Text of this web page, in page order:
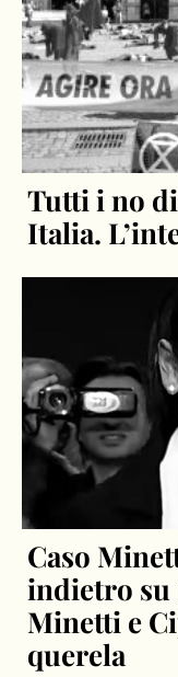
Tutti i no
Italia.
Caso
indietro su
Minetti e
querela